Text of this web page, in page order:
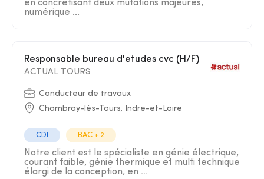
en concrétisant deux mutations majeures,
numérique ...
Responsable bureau d'etudes cvc (H/F)
ACTUAL TOURS
Conducteur de travaux
Chambray-lès-Tours, Indre-et-Loire
CDI BAC + 2
Notre client est le spécialiste en génie électrique,
courant faible, génie thermique et multi technique
élargi de la conception, en ...